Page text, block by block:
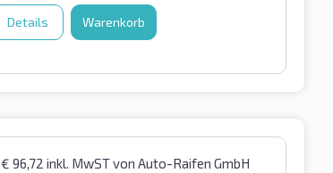
Details Warenkorb
€ 96,72 inkl. MwSTvon Auto-Raifen GmbH